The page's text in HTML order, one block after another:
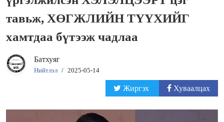
тавьж, ХӨГЖЛИЙН ТҮҮХИЙГ
хамтдаа бүтээж чадлаа
Батхуяг
Нийтлэл / 2025-05-14
Жиргэх Хуваалцах